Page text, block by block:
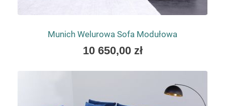
Munich Welurowa Sofa Modułowa
As
as
10 650,00 zł